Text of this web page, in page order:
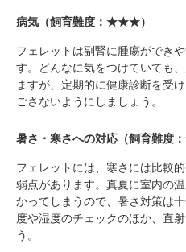
病気（飼育難度：★★★）
フェレットは副腎に腫瘍ができ
す。どんなに気をつけていても
ますが、定期的に健康診断を受
ごさないようにしましょう。
暑さ・寒さへの対応（飼育難度
フェレットには、寒さには比較
弱点があります。真夏に室内の
かってしまうので、暑さ対策は
度や湿度のチェックのほか、直
う。